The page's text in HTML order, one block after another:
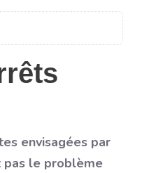
envisagées par
pas le problème